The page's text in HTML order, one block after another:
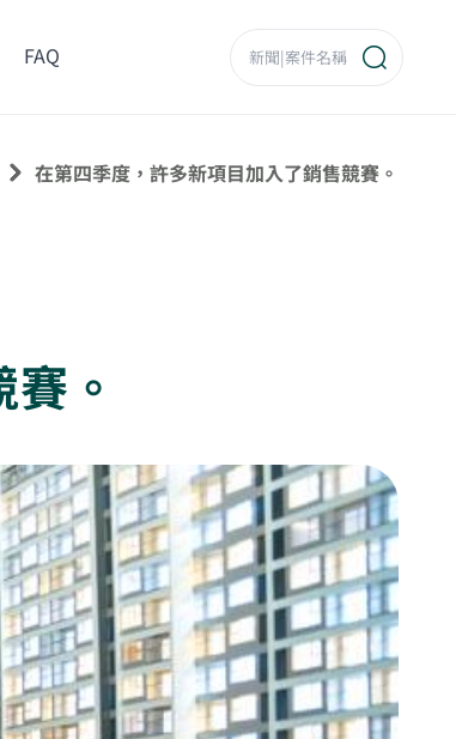
FAQ
在第四季度，許多新項目加入了銷售競賽。
。